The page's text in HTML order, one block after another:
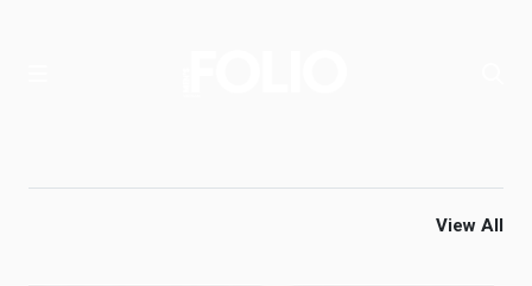
View All